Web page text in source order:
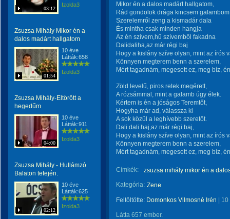
03:12
Izolda3
Zsuzsa Mihály Mikor én a
dalos madárt hallgatom
01:54
10 éve
Látták:658
Izolda3
Zsuzsa Mihály-Eltörött a
hegedűm
04:00
10 éve
Látták:911
Izolda3
Zsuzsa Mihály - Hullámzó
Balaton tetején.
02:12
10 éve
Látták:625
Izolda3
Mikor én a dalos madárt hallgatom,
Rád gondolok drága kincsem
Szerelemről zeng a kismadár dala
És mintha csak minden hangja
Az én szívem,hű szívemből fakadna
Dalidaliha,az már régi baj
Hogy a kislány szíve olyan, mint az írós
Könnyen megterem benn a szerelem,
Mért tagadnám, megesett ez, meg bíz,
Zöld levelű, piros retek megérett,
A rózsámmal, mint a galamb úgy élek.
Kértem is én a jóságos Teremtőt,
Hogyha már ad, válassza ki
A sok közül a leghívebb szeretőt.
Dali dali haj,az már régi baj,
Hogy a kislány szíve olyan, mint az írós
Könnyen megterem benn a szerelem,
Mért tagadnám, megesett ez, meg bíz,
Címkék:
zsuzsa mihály mikor én a
Kategória: Zene
Feltöltötte: Domonkos Vilmosné Irén 10
Látta 657 ember.